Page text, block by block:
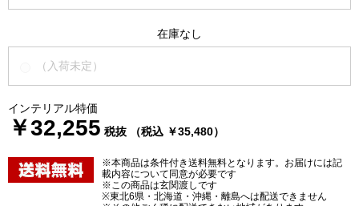
在庫なし
（入荷未定）
インテリアル特価
￥32,255 税抜 （税込 ￥35,480）
※本商品は条件付き送料無料となります。お届けには記
載内容について同意が必要です
※この商品は玄関渡しです
※東北6県・北海道・沖縄・離島へは配送できません